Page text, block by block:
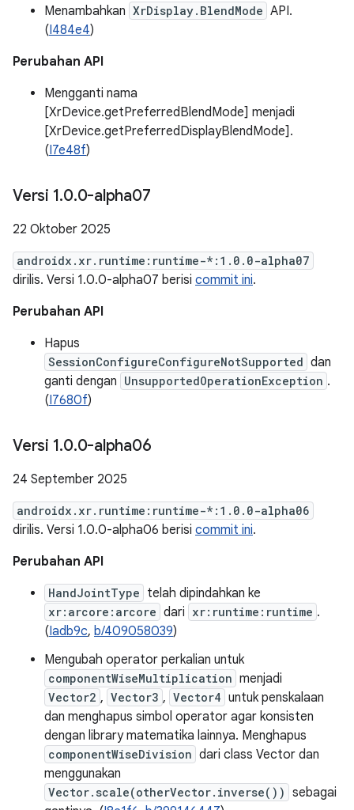
Menambahkan XrDisplay.BlendMode API.
(I484e4)
Perubahan API
Mengganti nama
[XrDevice.getPreferredBlendMode] menjadi
[XrDevice.getPreferredDisplayBlendMode].
(I7e48f)
Versi 1.0.0-alpha07
22 Oktober 2025
androidx.xr.runtime:runtime-*:1.0.0-alpha07
dirilis. Versi 1.0.0-alpha07 berisi commit ini.
Perubahan API
Hapus
SessionConfigureConfigureNotSupported dan
ganti dengan UnsupportedOperationException .
(I7680f)
Versi 1.0.0-alpha06
24 September 2025
androidx.xr.runtime:runtime-*:1.0.0-alpha06
dirilis. Versi 1.0.0-alpha06 berisi commit ini.
Perubahan API
HandJointType telah dipindahkan ke
xr:arcore:arcore dari xr:runtime:runtime .
(Iadb9c, b/409058039)
Mengubah operator perkalian untuk
componentWiseMultiplication menjadi
Vector2 , Vector3 , Vector4 untuk penskalaan
dan menghapus simbol operator agar konsisten
dengan library matematika lainnya. Menghapus
componentWiseDivision dari class Vector dan
menggunakan
Vector.scale(otherVector.inverse()) sebagai